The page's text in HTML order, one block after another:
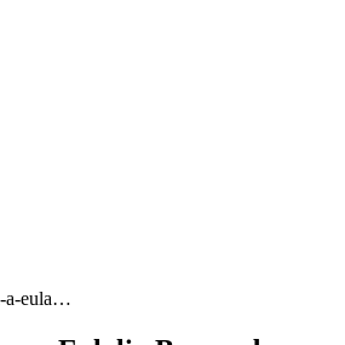
a-eula…